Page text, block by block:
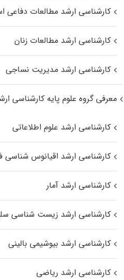
کارشناسی ارشد مطالعات دفاعی
کارشناسی ارشد مطالعات زنان
کارشناسی ارشد مدیریت نساجی
معرفی گروه علوم پایه کارشناسی
کارشناسی ارشد علوم اطلاعاتی
کارشناسی ارشد اقیانوس‌ شناسی
کارشناسی ارشد آمار
کارشناسی ارشد زیست شناسی
کارشناسی ارشد بیوشیمی بالینی
کارشناسی ارشد ریاضی